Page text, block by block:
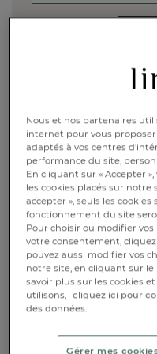
FR
BE
ACCÉDER
de
LINGE DE LIT
LINGE DE TABLE
ENFANTS
Nous et nos partenaires
internet pour vous
adaptés à vos centres
performance du site,
En cliquant sur « Accepter
les cookies placés sur notre
accepter », seuls les
fonctionnement du site
Pour choisir ou modifier
votre consentement, cliquez
pouvez aussi modifier vos
notre site, en cliquant sur le
savoir plus sur les cookies
utilisons, cliquez ici pour
des données.
Gérer mes